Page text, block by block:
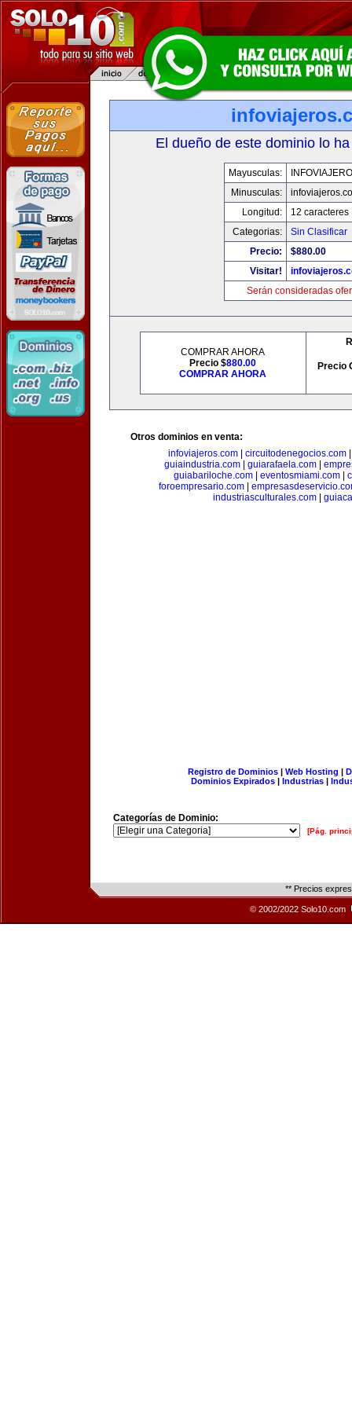
El dueño de este dominio lo
Mayusculas:
Minusculas:
Longitud:
12 caracteres
Categorias:
Sin Clasificar
Precio:
$880.00
Visitar!
Serán consideradas
COMPRAR AHORA
Precio $880.00
COMPRAR AHORA
Precio
Otros dominios en venta:
infoviajeros.com
circuitodenegocios.com
guiaindustria.com
guiarafaela.com
guiabariloche.com
eventosmiami.com
foroempresario.com|
industriasculturales.com|
Registro de Dominios| Web Hosting |
Dominios Expirados | Industrias |
Categorías de Dominio:
[Pág.
** Precios
© 2002/2022 Solo10.com